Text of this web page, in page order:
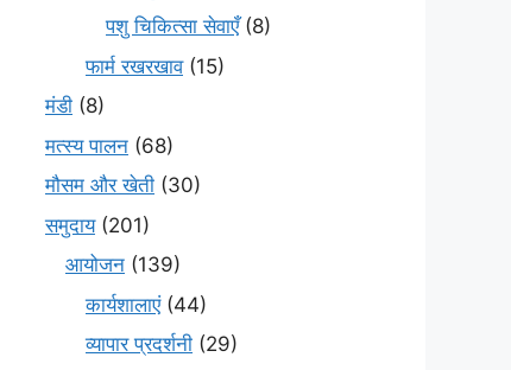
पशु चिकित्सा सेवाएँ(8)
फार्म रखरखाव(15)
मंडी (8)
मत्स्य पालन (68)
मौसम और खेती (30)
समुदाय(201)
आयोजन (139)
कार्यशालाएं(44)
व्यापार प्रदर्शनी (29)